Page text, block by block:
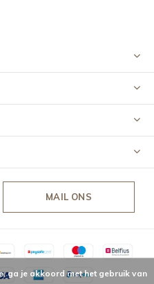
MAIL ONS
ga je akkoord met het gebruik van